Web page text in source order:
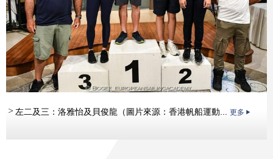
左二及三：洛雅怡及貝俊龍（圖片來源：香港帆船運動... 更多